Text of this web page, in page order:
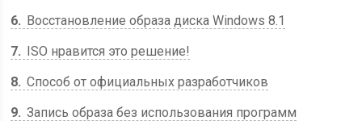
6
Восстановление образа диска Windows 8.1
7
ISO нравится это решение!
8 Способ от официальных разработчиков
9 Запись образа без использования программ